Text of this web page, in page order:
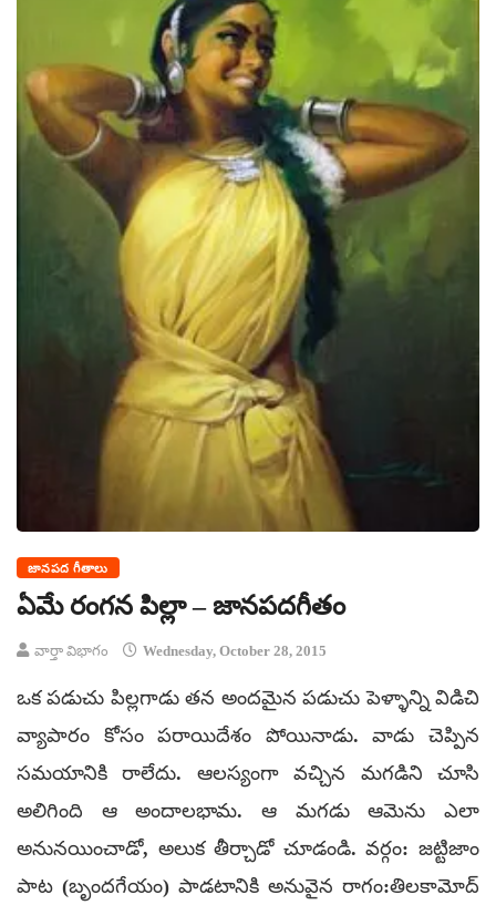
జానపద గీతాలు
ఏమే రంగన పిల్లా – జానపదగీతం
వార్తా విభాగం Wednesday, October 28, 2015
ఒక పడుచు పిల్లగాడు తన అందమైన పడుచు పెళ్ళాన్ని విడిచి
వ్యాపారం కోసం పరాయిదేశం పోయినాడు. వాడు చెప్పిన
సమయానికి రాలేదు. ఆలస్యంగా వచ్చిన మగడిని చూసి
అలిగింది ఆ అందాలభామ. ఆ మగడు ఆమెను ఎలా
అనునయించాడో, అలుక తీర్చాడో చూడండి. వర్గం: జట్టిజాం
పాట (బృందగేయం) పాడటానికి అనువైన రాగం:తిలకామోద్